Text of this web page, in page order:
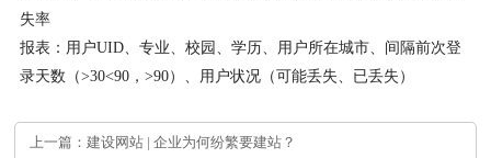
失率
报表：用户UID、专业、校园、学历、用户所在城市、间隔前次登
录天数（>30<90，>90）、用户状况（可能丢失、已丢失）
上一篇：建设网站 | 企业为何纷繁要建站？